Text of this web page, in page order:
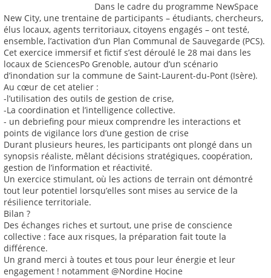
Dans le cadre du programme NewSpace
New City, une trentaine de participants – étudiants, chercheurs,
élus locaux, agents territoriaux, citoyens engagés – ont testé,
ensemble, l’activation d’un Plan Communal de Sauvegarde (PCS).
Cet exercice immersif et fictif s’est déroulé le 28 mai dans les
locaux de SciencesPo Grenoble, autour d’un scénario
d’inondation sur la commune de Saint-Laurent-du-Pont (Isère).
Au cœur de cet atelier :
-l’utilisation des outils de gestion de crise,
-La coordination et l’intelligence collective.
- un debriefing pour mieux comprendre les interactions et
points de vigilance lors d’une gestion de crise
Durant plusieurs heures, les participants ont plongé dans un
synopsis réaliste, mêlant décisions stratégiques, coopération,
gestion de l’information et réactivité.
Un exercice stimulant, où les actions de terrain ont démontré
tout leur potentiel lorsqu’elles sont mises au service de la
résilience territoriale.
Bilan ?
Des échanges riches et surtout, une prise de conscience
collective : face aux risques, la préparation fait toute la
différence.
Un grand merci à toutes et tous pour leur énergie et leur
engagement ! notamment @Nordine Hocine